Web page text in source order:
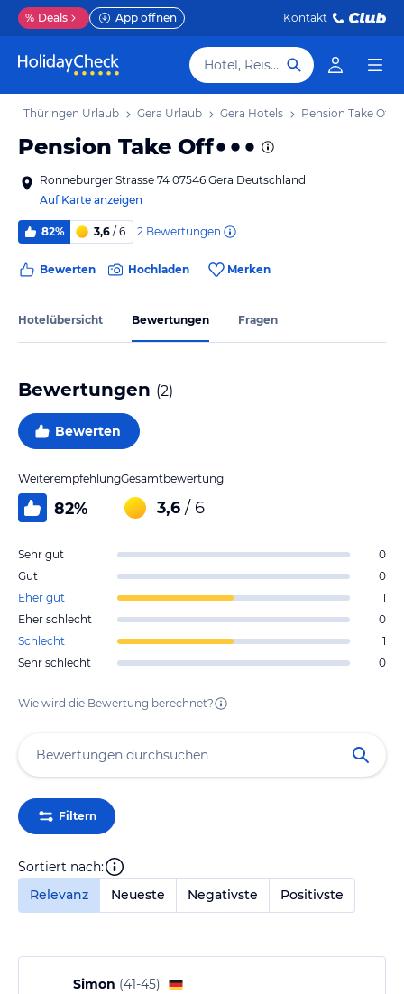
% Deals App öffnen Kontakt
Hotel, Reiseziel
Thüringen Urlaub Gera Urlaub Gera Hotels Pension Take Off
Pension Take Off
Ronneburger Strasse 74 07546 Gera Deutschland
Auf Karte anzeigen
82% 3,6 / 6 2 Bewertungen
Bewerten Hochladen Merken
Hotelübersicht Bewertungen Fragen
Bewertungen (2)
Bewerten
Weiterempfehlung
82%
Gesamtbewertung
3,6 / 6
Sehr gut
0
Gut
0
Eher gut
1
Eher schlecht
0
Schlecht
1
Sehr schlecht
0
Wie wird die Bewertung berechnet?
Filtern
Sortiert nach:
Relevanz
Neueste Negativste Positivste
Simon (41-45)